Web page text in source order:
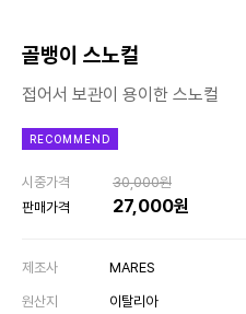
골뱅이 스노컬
접어서 보관이 용이한 스노컬
RECOMMEND
시중가격
30,000원
판매가격
27,000원
제조사 MARES
원산지 이탈리아